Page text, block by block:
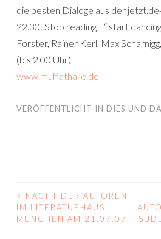
die besten Dialoge aus der
22.30: Stop reading †“ start
Forster, Rainer Kerl, Max
(bis 2.00 Uhr)
www.muffathalle.de
VERÖFFENTLICHT IN DIES UND
BEITRAGS-
NAVIGATION
<
NACHT DER AUTOREN
IM LITERATURHAUS
MÜNCHEN AM 21.07.07